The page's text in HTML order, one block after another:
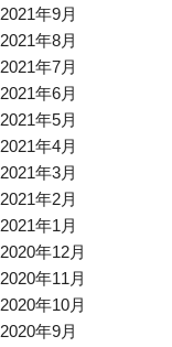
2021年9月
2021年8月
2021年7月
2021年6月
2021年5月
2021年4月
2021年3月
2021年2月
2021年1月
2020年12月
2020年11月
2020年10月
2020年9月